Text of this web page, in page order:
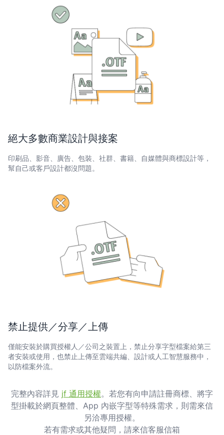
絕大多數商業設計與接案
印刷品、影音、廣告、包裝、社群、書籍、自媒體與商標設計等，
幫自己或客戶設計都沒問題。
禁止提供／分享／上傳
僅能安裝於購買授權人／公司之裝置上，禁止分享字型檔案給第三
者安裝或使用，也禁止上傳至雲端共編、設計或人工智慧服務中，
以防檔案外流。
完整內容詳見 jf 通用授權。若您有向申請註冊商標、將字
型掛載於網頁整體、App 內嵌字型等特殊需求，則需來信
另洽專用授權。
若有需求或其他疑問，請來信客服信箱